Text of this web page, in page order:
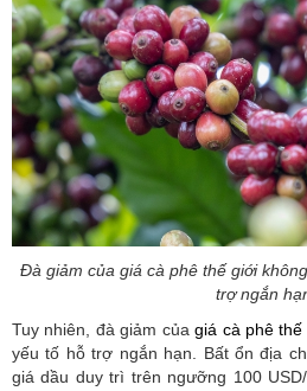
Đà giảm của giá cà phê thế giới
trợ ngắn
Tuy nhiên, đà giảm củagiá cà phê thế
yếu tố hỗ trợ ngắn hạn. Bất ổn địa
giá dầu duy trì trên ngưỡng 100